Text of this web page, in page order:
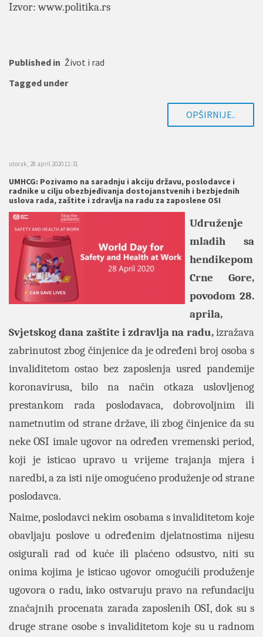
Izvor:www.politika.rs
Published in Život i rad
Tagged under
OPŠIRNIJE..
utorak, 28 april 2020 11:31
UMHCG: Pozivamo na saradnju i akciju državu, poslodavce i
radnike u cilju obezbjeđivanja dostojanstvenih i bezbjednih
uslova rada, zaštite i zdravlja na radu za zaposlene OSI
Udruženje
mladih sa
hendikepom
Crne Gore,
povodom 28.
aprila,
Svjetskog dana zaštite i zdravlja na radu,izražava
zabrinutost zbog činjenice da je određeni broj osoba s
invaliditetom ostao bez zaposlenja usred pandemije
koronavirusa, bilo na način otkaza uslovljenog
prestankom rada poslodavaca, dobrovoljnim ili
nametnutim od strane države, ili zbog činjenice da su
neke OSI imale ugovor na određen vremenski period,
koji je isticao upravo u vrijeme trajanja mjera i
naredbi, a za isti nije omogućeno produženje od strane
poslodavca.
Naime, poslodavci nekim osobama s invaliditetom koje
obavljaju poslove u određenim djelatnostima nijesu
osigurali rad od kuće ili plaćeno odsustvo, niti su
onima kojima je isticao ugovor omogućili produženje
ugovora o radu, iako ostvaruju pravo na refundaciju
značajnih procenata zarada zaposlenih OSI, dok su s
druge strane osobe s invaliditetom koje su u radnom